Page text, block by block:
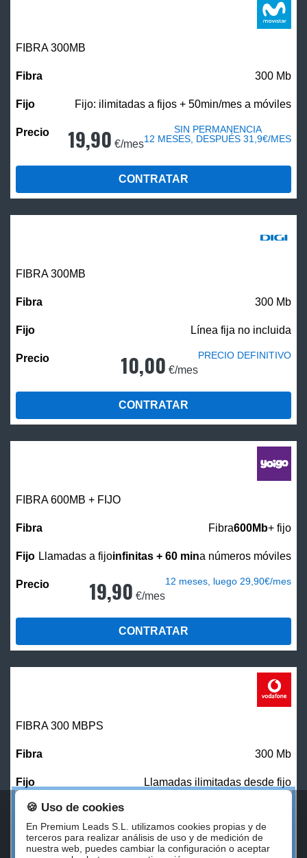
FIBRA 300MB
300 Mb
Fijo: ilimitadas a fijos + 50min/mes a móviles
19,90 €/mes
SIN PERMANENCIA
12 MESES, DESPUÉS 31,9€/MES
CONTRATAR
FIBRA 300MB
300 Mb
Línea fija no incluida
10,00 €/mes
PRECIO DEFINITIVO
CONTRATAR
FIBRA 600MB + FIJO
Fibra600Mb+ fijo
Llamadas a fijoinfinitas + 60 mina números móviles
19,90 €/mes
12 meses, luego 29,90€/mes
CONTRATAR
FIBRA 300 MBPS
300 Mb
Llamadas ilimitadas desde fijo
27,00 €/mes
🍪 Uso de cookies
En Premium Leads S.L. utilizamos cookies propias y de
terceros para realizar análisis de uso y de medición de
nuestra web, puedes cambiar la configuración o aceptar